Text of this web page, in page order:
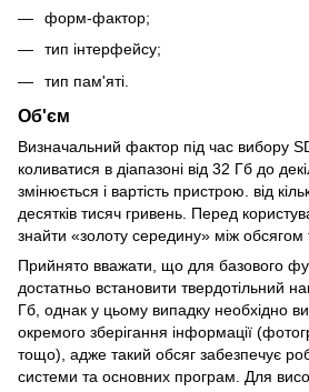
форм-фактор;
тип інтерфейсу;
тип пам'яті.
Об'єм
Визначальний фактор під час вибору
коливатися в діапазоні від 32 Гб до
змінюється і вартість пристрою. від
десятків тисяч гривень. Перед
знайти «золоту середину» між обсягом
Прийнято вважати, що для базового
достатньо встановити твердотільний
Гб, однак у цьому випадку необхідно
окремого зберігання інформації
тощо), адже такий обсяг забезпечує
системи та основних програм. Для